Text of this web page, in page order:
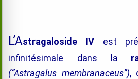
L’Astragaloside IV est
infinitésimale dans la
(“Astragalus membranaceus”),